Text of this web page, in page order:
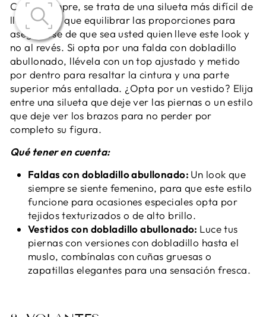
Como siempre, se trata de una silueta más difícil de
llevar. Hay que equilibrar las proporciones para
asegurarse de que sea usted quien lleve este look y
no al revés. Si opta por una falda con dobladillo
abullonado, llévela con un top ajustado y metido
por dentro para resaltar la cintura y una parte
superior más entallada. ¿Opta por un vestido? Elija
entre una silueta que deje ver las piernas o un estilo
que deje ver los brazos para no perder por
completo su figura.
Qué tener en cuenta:
Faldas con dobladillo abullonado: Un look que
siempre se siente femenino, para que este estilo
funcione para ocasiones especiales opta por
tejidos texturizados o de alto brillo.
Vestidos con dobladillo abullonado: Luce tus
piernas con versiones con dobladillo hasta el
muslo, combínalas con cuñas gruesas o
zapatillas elegantes para una sensación fresca.